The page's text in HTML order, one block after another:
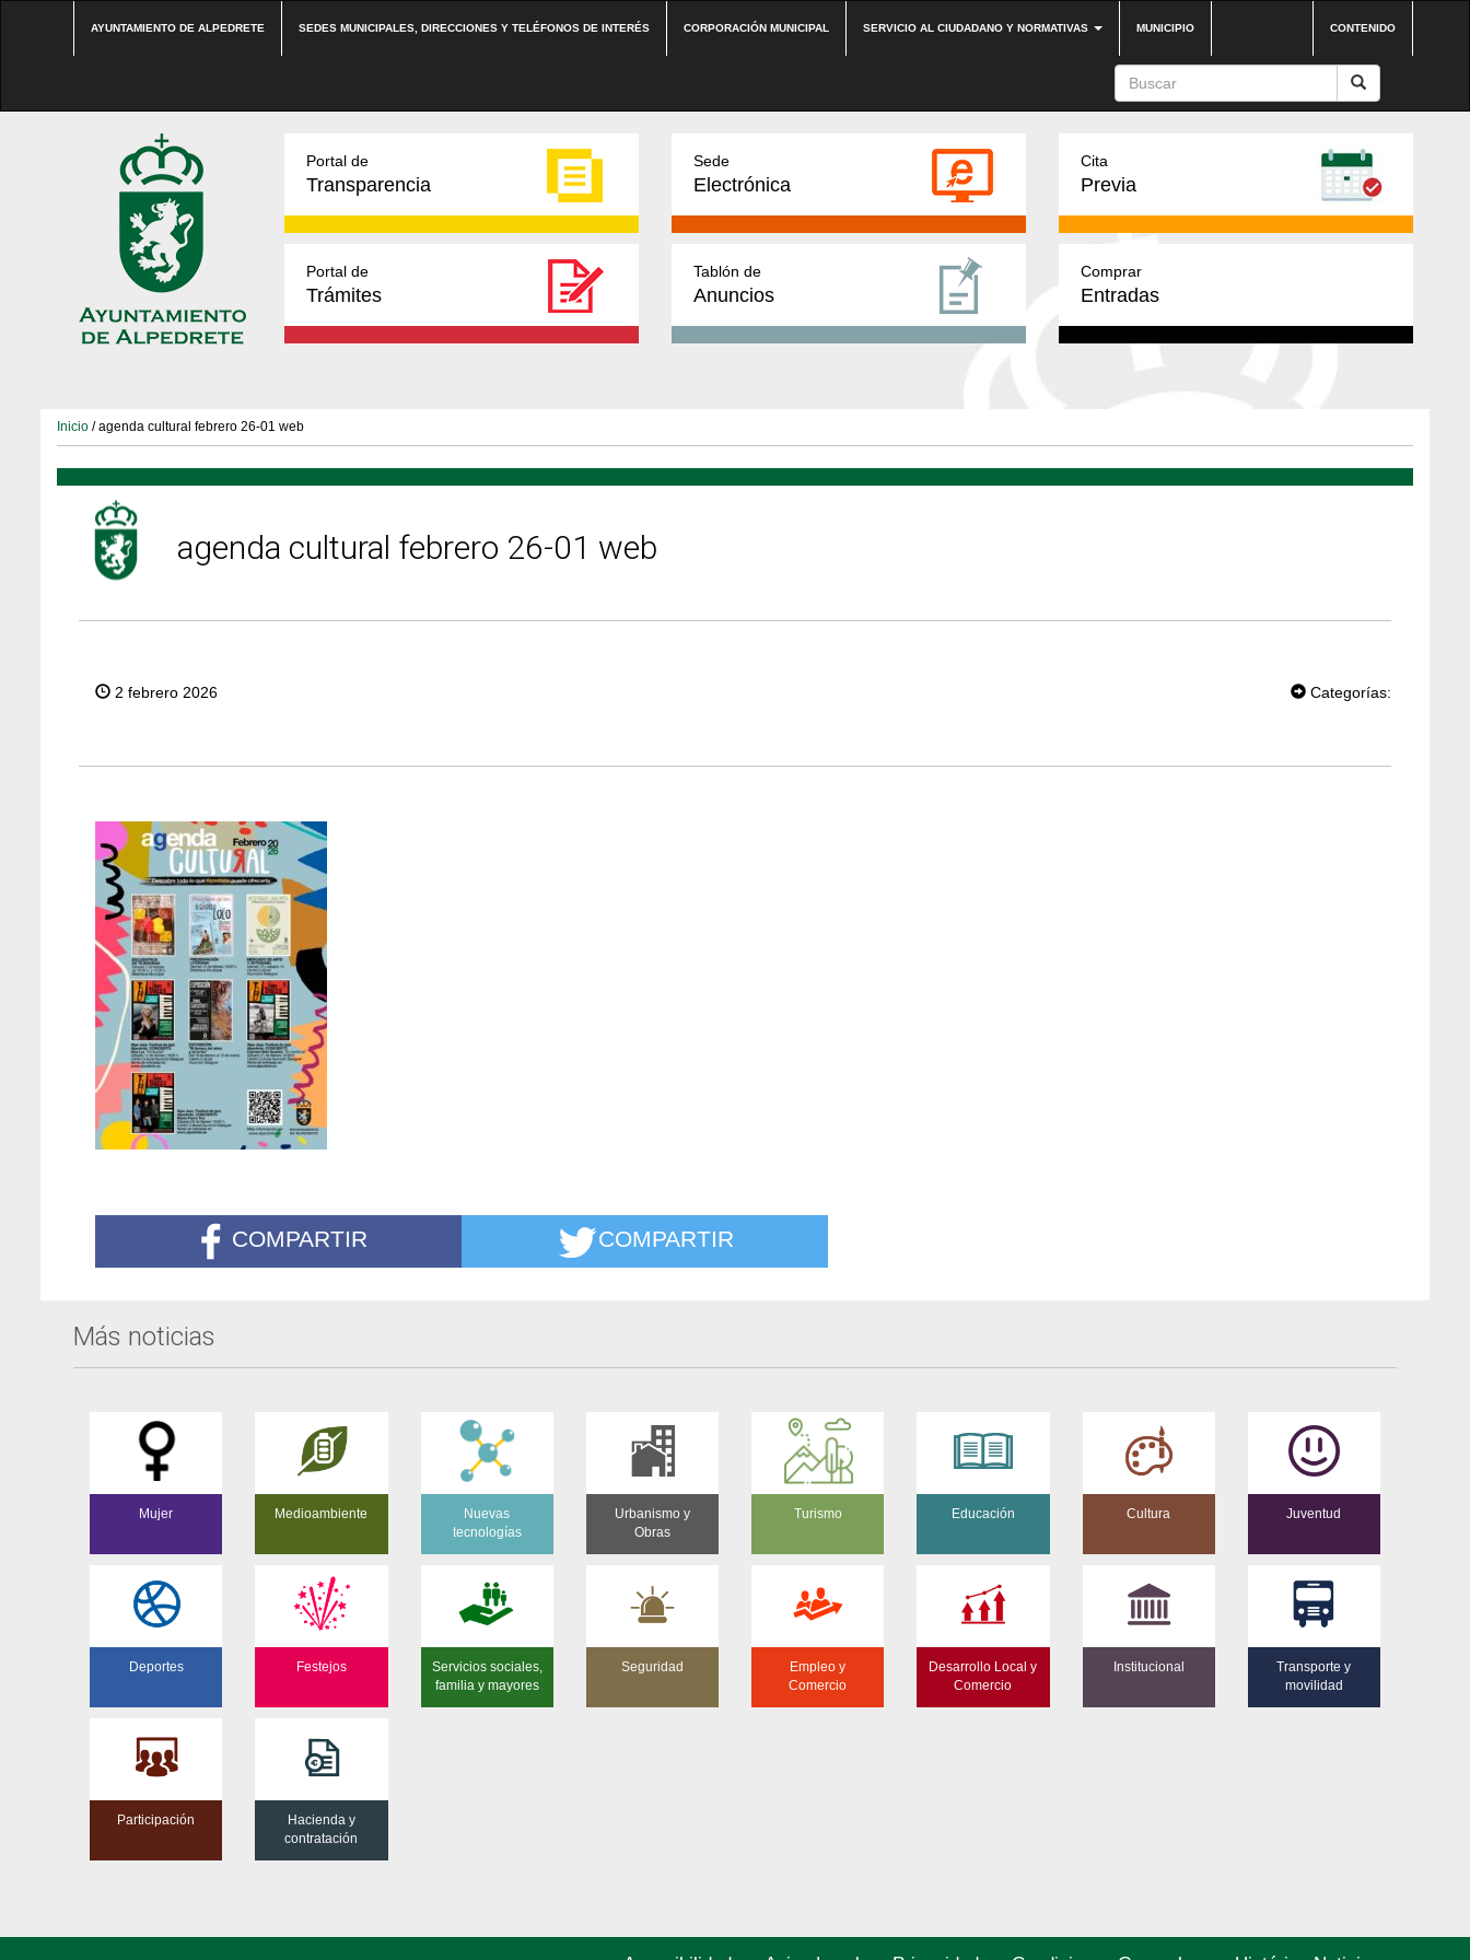
AYUNTAMIENTO DE ALPEDRETE SEDES MUNICIPALES, DIRECCIONES Y TELÉFONOS DE INTERÉS CORPORACIÓN MUNICIPAL SERVICIO AL CIUDADANO Y NORMATIVAS MUNICIPIO CONTENIDO
Portal de
Transparencia
Sede
Electrónica
Cita
Previa
Portal de
Trámites
Tablón de
Anuncios
Comprar
Entradas
Inicio / agenda cultural febrero 26-01 web
agenda cultural febrero 26-01 web
2 febrero 2026 Categorías:
COMPARTIR COMPARTIR
Más noticias
Mujer Medioambiente
Nuevas
tecnologías
Urbanismo y
Obras
Turismo Educación Cultura Juventud
Deportes Festejos
Servicios sociales,
familia y mayores
Seguridad
Empleo y
Comercio
Desarrollo Local y
Comercio
Institucional
Transporte y
movilidad
Participación
Hacienda y
contratación